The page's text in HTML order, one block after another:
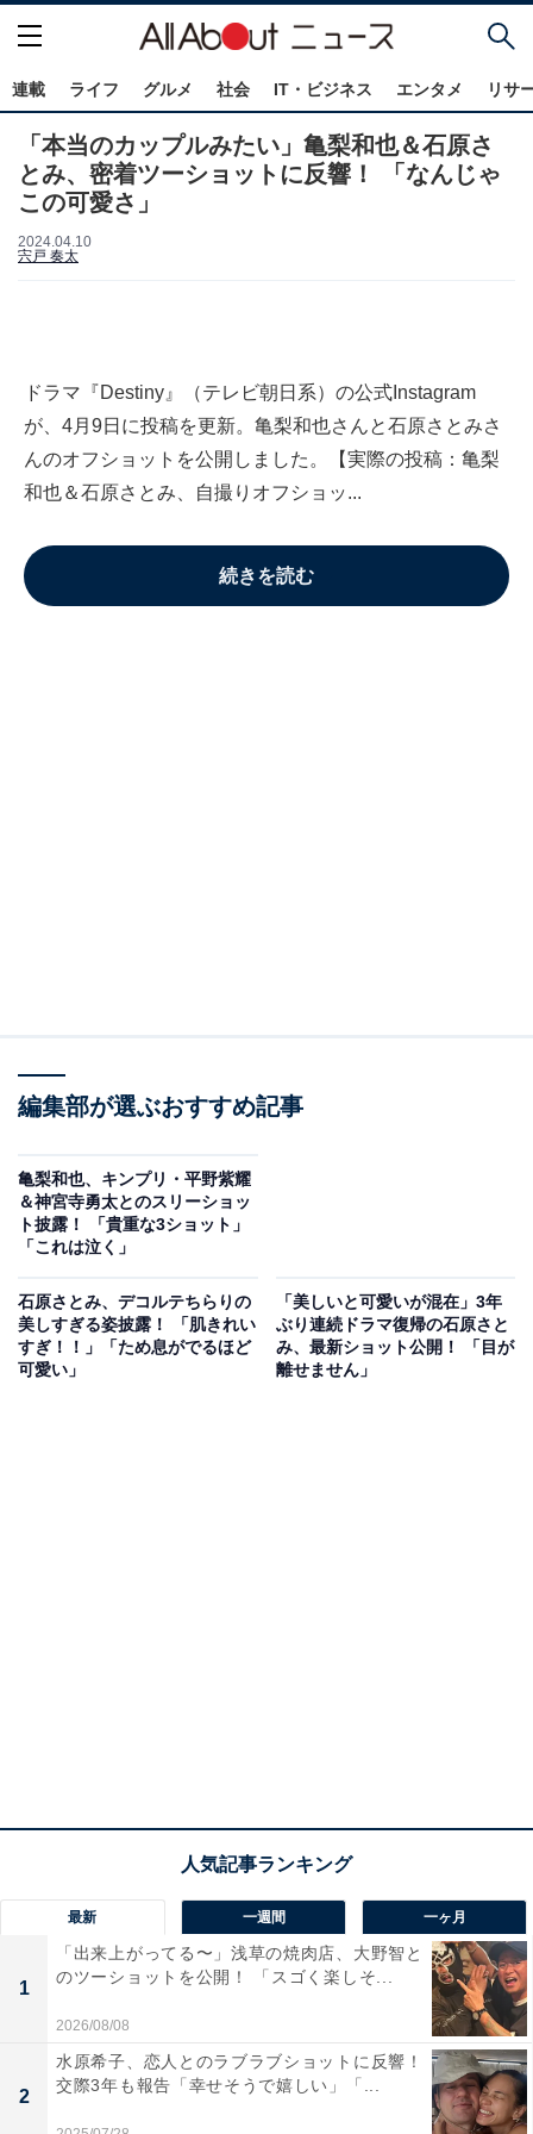
連載 ライフ グルメ 社会 IT・ビジネス エンタメ リサ
「本当のカップルみたい」亀梨和也＆石原さ
とみ、密着ツーショットに反響！ 「なんじゃ
この可愛さ」
2024.04.10
宍戸 奏太
ドラマ『Destiny』（テレビ朝日系）の公式Instagram
が、4月9日に投稿を更新。亀梨和也さんと石原さとみさ
んのオフショットを公開しました。【実際の投稿：亀梨
和也＆石原さとみ、自撮りオフショッ...
続きを読む
編集部が選ぶおすすめ記事
亀梨和也、キンプリ・平野紫耀
＆神宮寺勇太とのスリーショッ
ト披露！ 「貴重な3ショット」
「これは泣く」
石原さとみ、デコルテちらりの
美しすぎる姿披露！ 「肌きれい
すぎ！！」「ため息がでるほど
可愛い」
「美しいと可愛いが混在」3年
ぶり連続ドラマ復帰の石原さと
み、最新ショット公開！ 「目が
離せません」
最新 一週間 一ヶ月
1
「出来上がってる〜」浅草の焼肉店、大野智と
のツーショットを公開！ 「スゴく楽しそ...
2026/08/08
2
水原希子、恋人とのラブラブショットに反響！
交際3年も報告「幸せそうで嬉しい」「...